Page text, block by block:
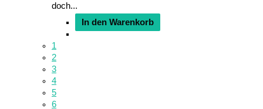
doch...
In den Warenkorb
1
2
3
4
5
6